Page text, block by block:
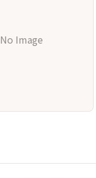
No Image